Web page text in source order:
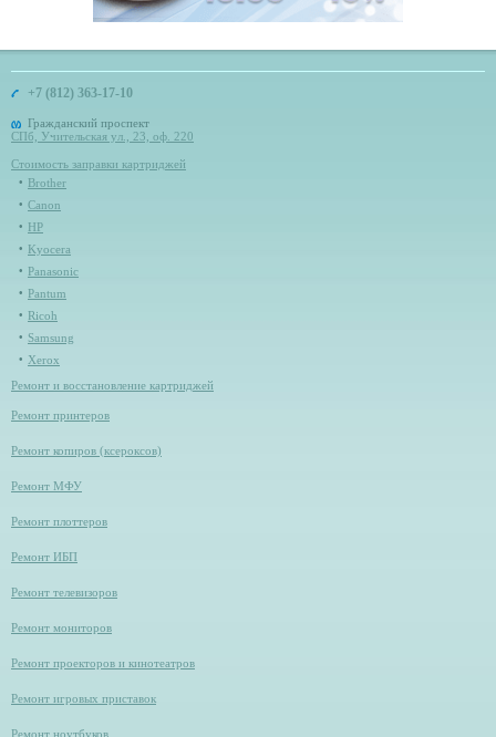
+7 (812) 363-17-10
Гражданский проспект
СПб, Учительская ул., 23, оф. 220
Стоимость заправки картриджей
Brother
Canon
HP
Kyocera
Panasonic
Pantum
Ricoh
Samsung
Xerox
Ремонт и восстановление картриджей
Ремонт принтеров
Ремонт копиров (ксероксов)
Ремонт МФУ
Ремонт плоттеров
Ремонт ИБП
Ремонт телевизоров
Ремонт мониторов
Ремонт проекторов и кинотеатров
Ремонт игровых приставок
Ремонт ноутбуков